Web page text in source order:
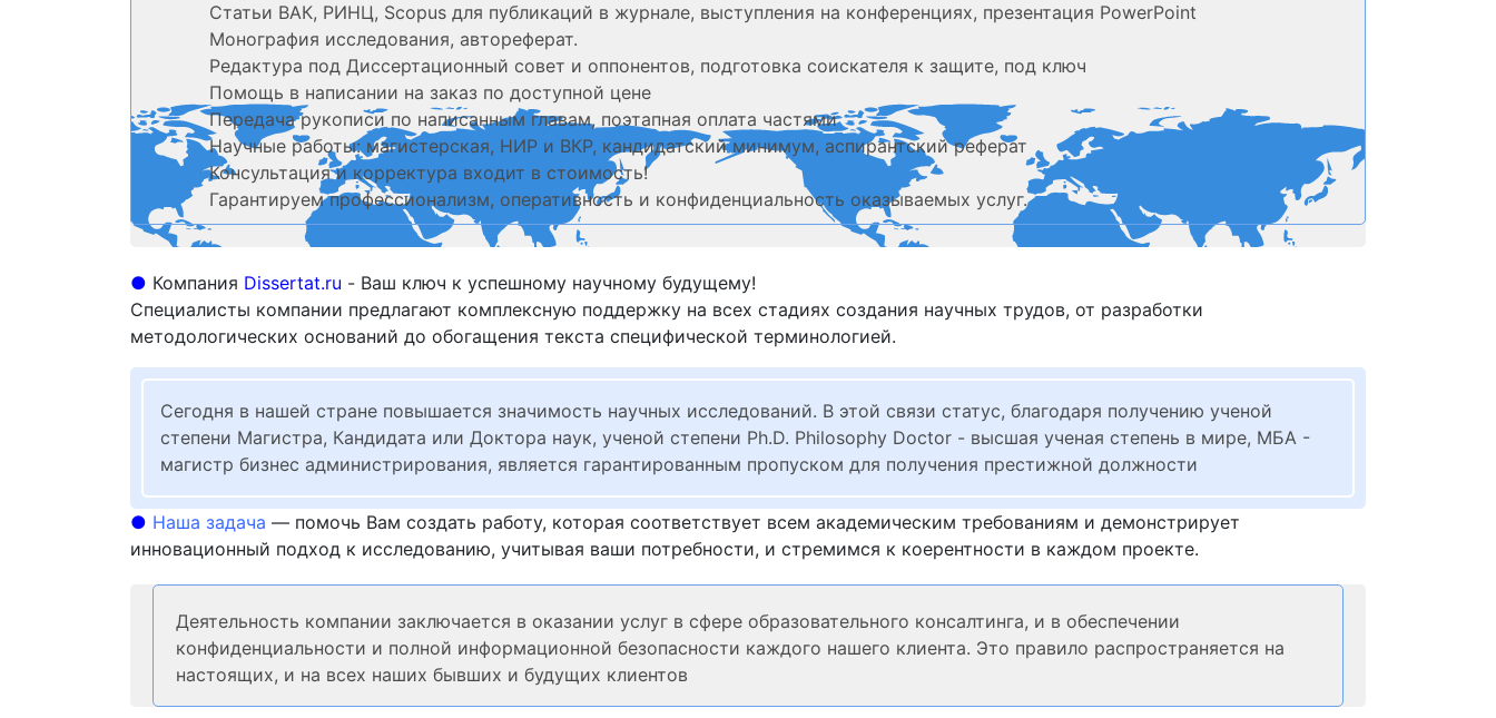
Статьи ВАК, РИНЦ, Scopus для публикаций в журнале, выступления на конференциях, презентация PowerPoint
Монография исследования, автореферат.
Редактура под Диссертационный совет и оппонентов, подготовка соискателя к защите, под ключ
Помощь в написании на заказ по доступной цене
Передача рукописи по написанным главам, поэтапная оплата частями
Научные работы: магистерская, НИР и ВКР, кандидатский минимум, аспирантский реферат
Консультация и корректура входит в стоимость!
Гарантируем профессионализм, оперативность и конфиденциальность оказываемых услуг.
● Компания Dissertat.ru - Ваш ключ к успешному научному будущему!
Специалисты компании предлагают комплексную поддержку на всех стадиях создания научных трудов, от разработки
методологических оснований до обогащения текста специфической терминологией.
Сегодня в нашей стране повышается значимость научных исследований. В этой связи статус, благодаря получению ученой
степени Магистра, Кандидата или Доктора наук, ученой степени Ph.D. Philosophy Doctor - высшая ученая степень в мире, МБА -
магистр бизнес администрирования, является гарантированным пропуском для получения престижной должности
● Наша задача — помочь Вам создать работу, которая соответствует всем академическим требованиям и демонстрирует
инновационный подход к исследованию, учитывая ваши потребности, и стремимся к коерентности в каждом проекте.
Деятельность компании заключается в оказании услуг в сфере образовательного консалтинга, и в обеспечении
конфиденциальности и полной информационной безопасности каждого нашего клиента. Это правило распространяется на
настоящих, и на всех наших бывших и будущих клиентов